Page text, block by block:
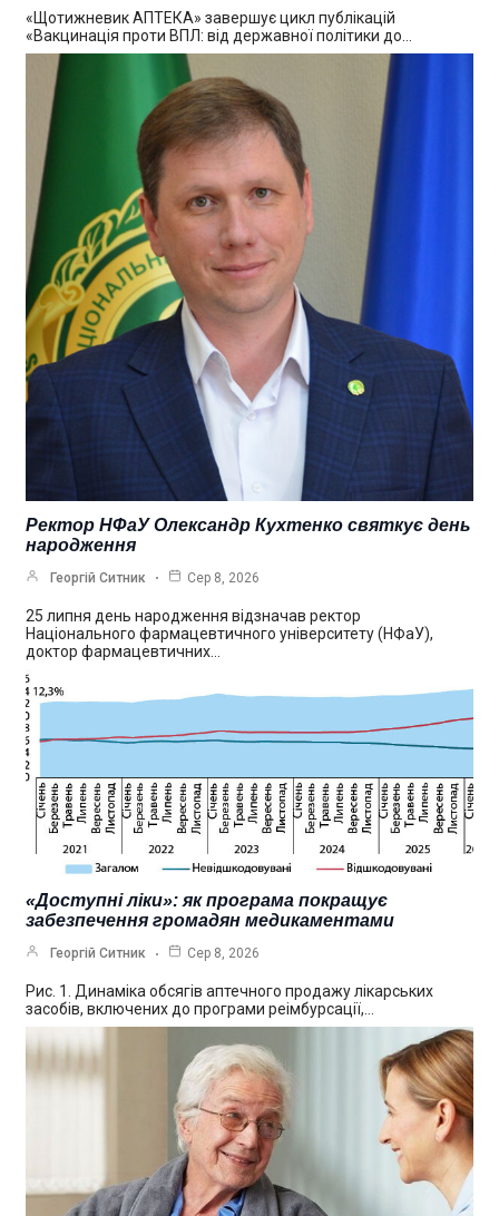
«Щотижневик АПТЕКА» завершує цикл публікацій
«Вакцинація проти ВПЛ: від державної політики до…
Ректор НФаУ Олександр Кухтенко святкує день
народження
Георгій Ситник Сер 8, 2026
25 липня день народження відзначав ректор
Національного фармацевтичного університету (НФаУ),
доктор фармацевтичних…
«Доступні ліки»: як програма покращує
забезпечення громадян медикаментами
Георгій Ситник Сер 8, 2026
Рис. 1. Динаміка обсягів аптечного продажу лікарських
засобів, включених до програми реімбурсації,…